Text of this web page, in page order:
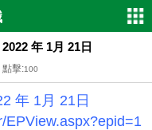
年 1月 21日
點擊:100
年 1月 21日
EPView.aspx?epid=1